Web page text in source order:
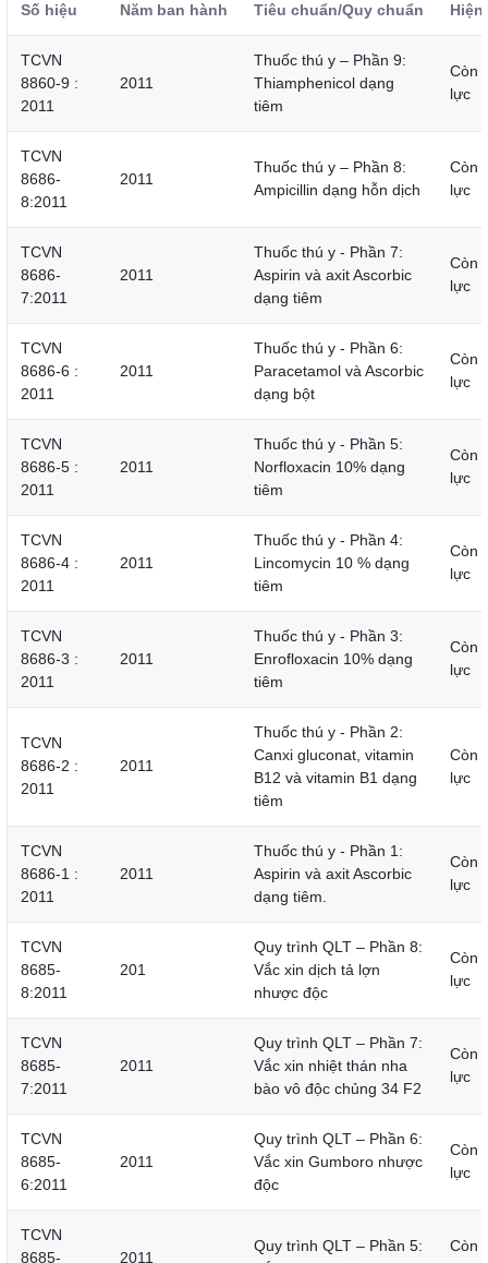
Số hiệu Năm ban hành Tiêu chuẩn/Quy chuẩn
TCVN
8860-9 :
2011
2011
Thuốc thú y – Phần 9:
Thiamphenicol dạng
tiêm
Còn
lực
TCVN
8686-
8:2011
2011
Thuốc thú y – Phần 8:
Ampicillin dạng hỗn dịch
Còn
lực
TCVN
8686-
7:2011
2011
Thuốc thú y - Phần 7:
Aspirin và axit Ascorbic
dạng tiêm
Còn
lực
TCVN
8686-6 :
2011
2011
Thuốc thú y - Phần 6:
Paracetamol và Ascorbic
dạng bột
Còn
lực
TCVN
8686-5 :
2011
2011
Thuốc thú y - Phần 5:
Norfloxacin 10% dạng
tiêm
Còn
lực
TCVN
8686-4 :
2011
2011
Thuốc thú y - Phần 4:
Lincomycin 10 % dạng
tiêm
Còn
lực
TCVN
8686-3 :
2011
2011
Thuốc thú y - Phần 3:
Enrofloxacin 10% dạng
tiêm
Còn
lực
TCVN
8686-2 :
2011
2011
Thuốc thú y - Phần 2:
Canxi gluconat, vitamin
B12 và vitamin B1 dạng
tiêm
Còn
lực
TCVN
8686-1 :
2011
2011
Thuốc thú y - Phần 1:
Aspirin và axit Ascorbic
dạng tiêm.
Còn
lực
TCVN
8685-
8:2011
201
Quy trình QLT – Phần 8:
Vắc xin dịch tả lợn
nhược độc
Còn
lực
TCVN
8685-
7:2011
2011
Quy trình QLT – Phần 7:
Vắc xin nhiệt thán nha
bào vô độc chủng 34 F2
Còn
lực
TCVN
8685-
6:2011
2011
Quy trình QLT – Phần 6:
Vắc xin Gumboro nhược
độc
Còn
lực
TCVN
8685-
2011
Quy trình QLT – Phần 5:
Còn